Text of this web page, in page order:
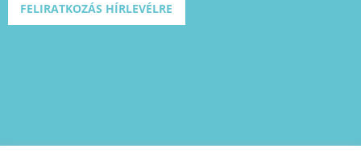
FELIRATKOZÁS HÍRLEVÉLRE